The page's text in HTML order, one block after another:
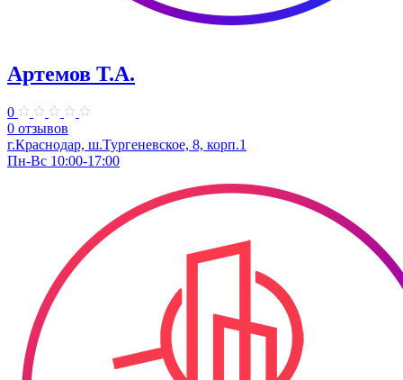
Артемов Т.А.
0
0 отзывов
г.Краснодар, ш.Тургеневское, 8, корп.1
Пн-Вс 10:00-17:00